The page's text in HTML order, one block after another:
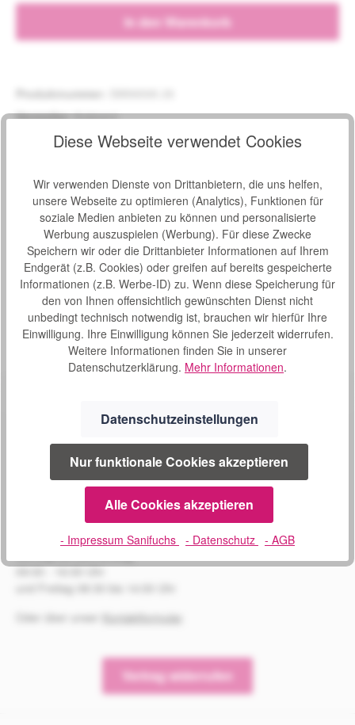
In den Warenkorb
Produktnummer:
Hersteller:Kubivent
Hersteller-Nr.: CVM102-05
Beschreibung
Kubivent Convenia - Viscoschaum-Matratzte Der
viskoelastische Schaumstoff bei der Kubivent Viscoschaum-
Matratze Convenia rea…Mehr
Eigenschaften
Bewertungen
02241 1694604
09:00 - 16:00 Uhr
und Freitag 08:30 bis 14:00 Uhr
Oder über unser
Kontaktformular
Vertrag widerrufen
Diese Webseite verwendet Cookies
Wir verwenden Dienste von Drittanbietern, die uns helfen,
unsere Webseite zu optimieren (Analytics), Funktionen für
soziale Medien anbieten zu können und personalisierte
Werbung auszuspielen (Werbung). Für diese Zwecke
Speichern wir oder die Drittanbieter Informationen auf Ihrem
Endgerät (z.B. Cookies) oder greifen auf bereits gespeicherte
Informationen (z.B. Werbe-ID) zu. Wenn diese Speicherung für
den von Ihnen offensichtlich gewünschten Dienst nicht
unbedingt technisch notwendig ist, brauchen wir hierfür Ihre
Einwilligung. Ihre Einwilligung können Sie jederzeit widerrufen.
Weitere Informationen finden Sie in unserer
Datenschutzerklärung. Mehr Informationen.
Datenschutzeinstellungen
Nur funktionale Cookies akzeptieren
Alle Cookies akzeptieren
- Impressum Sanifuchs - Datenschutz - AGB